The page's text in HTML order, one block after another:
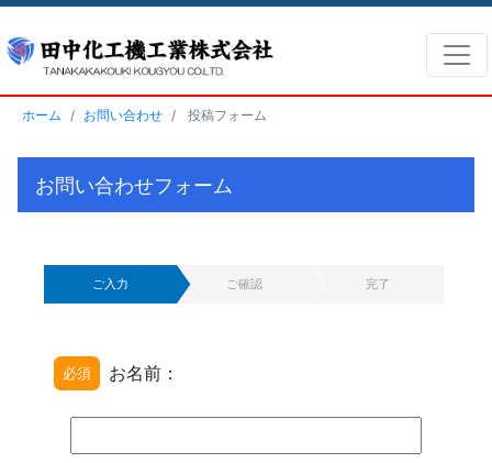
ホーム お問い合わせ 投稿フォーム
お問い合わせフォーム
ご入力 ご確認 完了
必須 お名前：